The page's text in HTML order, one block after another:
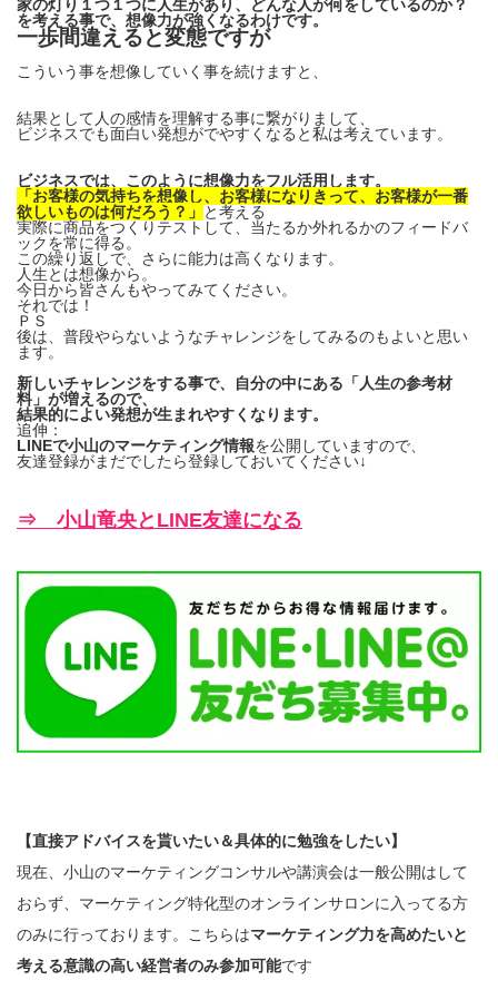
家の灯り１つ１つに人生があり、どんな人が何をしているのか？
を考える事で、想像力が強くなるわけです。
一歩間違えると変態ですが
こういう事を想像していく事を続けますと、
結果として人の感情を理解する事に繋がりまして、
ビジネスでも面白い発想がでやすくなると私は考えています。
ビジネスでは、 このように想像力をフル活用します。
「お客様の気持ちを想像し、お客様になりきって、お客様が一番
欲しいものは何だろう？」 と考える
実際に商品をつくりテストして、当たるか外れるかのフィードバ
ックを常に得る。
この繰り返しで、さらに能力は高くなります。
人生とは想像から。
今日から皆さんもやってみてください。
それでは！
ＰＳ
後は、普段やらないようなチャレンジをしてみるのもよいと思い
ます。
新しいチャレンジをする事で、自分の中にある「人生の参考材
料」が増えるので、
結果的によい発想が生まれやすくなります。
追伸：
LINEで小山のマーケティング情報を公開していますので、
友達登録がまだでしたら登録しておいてください↓
⇒ 小山竜央とLINE友達になる
【直接アドバイスを貰いたい＆具体的に勉強をしたい】
現在、小山のマーケティングコンサルや講演会は一般公開はして
おらず、マーケティング特化型のオンラインサロンに入ってる方
のみに行っております。こちらはマーケティング力を高めたいと
考える意識の高い経営者のみ参加可能です